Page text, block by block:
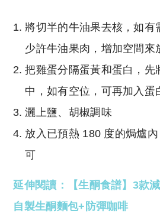
將切半的牛油果去核，如有
少許牛油果肉，增加空間來
把雞蛋分隔蛋黃和蛋白，先
中，如有空位，可再加入蛋
灑上鹽、胡椒調味
放入已預熱 180 度的焗爐
可
延伸閱讀：【生酮食譜】3款
自製生酮麵包+防彈咖啡